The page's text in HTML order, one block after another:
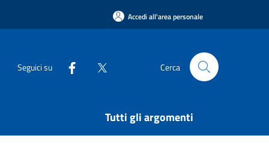
Accedi all'area personale
Seguici su Cerca
Tutti gli argomenti